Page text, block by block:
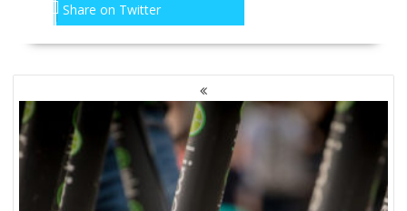
Share on Twitter
NAWIGACJA
PO
WPISACH